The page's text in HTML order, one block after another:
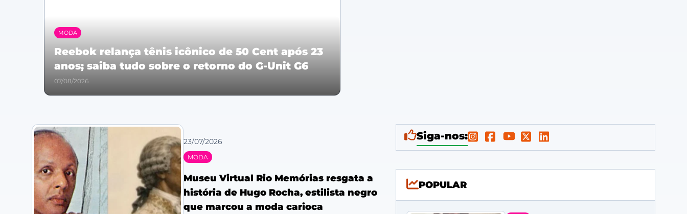
MODA
Reebok relança tênis icônico de 50 Cent após 23
anos; saiba tudo sobre o retorno do G-Unit G6
07/08/2026
23/07/2026
MODA
Museu Virtual Rio Memórias resgata a
história de Hugo Rocha, estilista negro
que marcou a moda carioca
Siga-nos:
POPULAR